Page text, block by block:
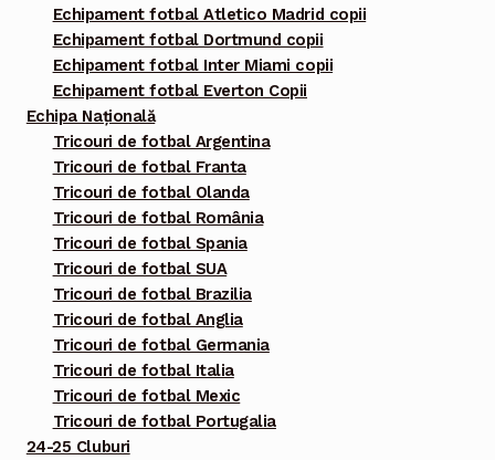
Echipament fotbal Atletico Madrid copii
Echipament fotbal Dortmund copii
Echipament fotbal Inter Miami copii
Echipament fotbal Everton Copii
Echipa Națională
Tricouri de fotbal Argentina
Tricouri de fotbal Franta
Tricouri de fotbal Olanda
Tricouri de fotbal România
Tricouri de fotbal Spania
Tricouri de fotbal SUA
Tricouri de fotbal Brazilia
Tricouri de fotbal Anglia
Tricouri de fotbal Germania
Tricouri de fotbal Italia
Tricouri de fotbal Mexic
Tricouri de fotbal Portugalia
24-25 Cluburi